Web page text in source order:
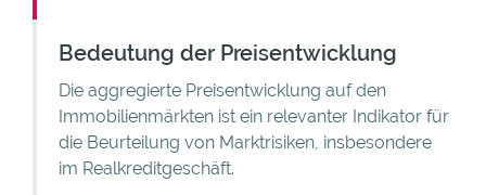
Bedeutung der Preisentwicklung
Die aggregierte Preisentwicklung auf den
Immobilienmärkten ist ein relevanter Indikator für
die Beurteilung von Marktrisiken, insbesondere
im Realkreditgeschäft.